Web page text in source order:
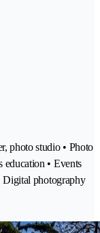
photo studio • Photo
education • Events
Digital photography